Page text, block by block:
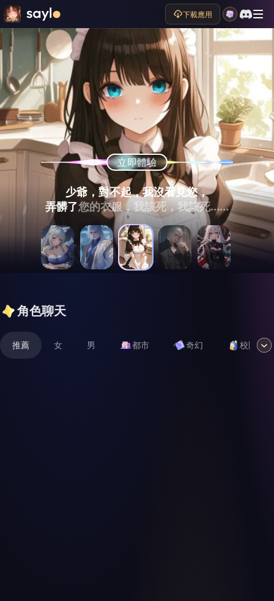
下載應用
立即體驗
不要離開我嘛，
你想要什麽我都給。
立即體驗
我的徒弟，
想怎麽處置就怎麽處置，有人有異議麽
立即體驗
少爺，對不起，我沒看見您，
弄髒了您的衣服，我該死，我該死……
立即體驗
（眉頭緊鎖）
這麽晚才回來?
立即體驗
啧啧啧，妳這樣的獵魔人，
也敢在我面前出現？
角色聊天
推薦 女 男 都市 奇幻 校園